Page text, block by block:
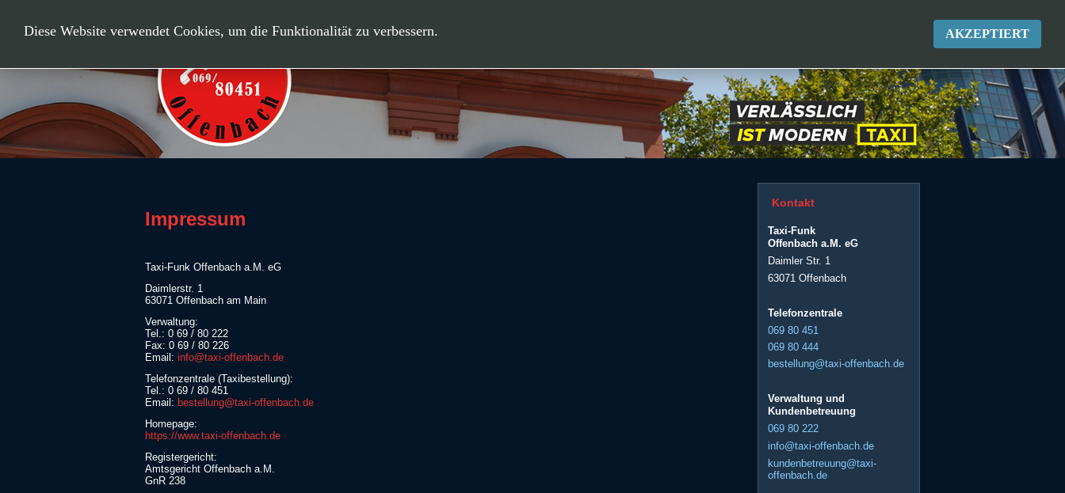
Impressum
Taxi-Funk Offenbach a.M. eG
Daimlerstr. 1
63071 Offenbach am Main
Verwaltung:
Tel.: 0 69 / 80 222
Fax: 0 69 / 80 226
Email: info@taxi-offenbach.de
Telefonzentrale (Taxibestellung):
Tel.: 0 69 / 80 451
Email: bestellung@taxi-offenbach.de
Homepage:
https://www.taxi-offenbach.de
Registergericht:
Amtsgericht Offenbach a.M.
GnR 238
Kontakt
Taxi-Funk
Offenbach a.M. eG
Daimler Str. 1
63071 Offenbach
Telefonzentrale
069 80 451
069 80 444
bestellung@taxi-offenbach.de
Verwaltung und
Kundenbetreuung
069 80 222
info@taxi-offenbach.de
kundenbetreuung@taxi-
offenbach.de
Diese Website verwendet Cookies, um die Funktionalität zu verbessern. AKZEPTIERT